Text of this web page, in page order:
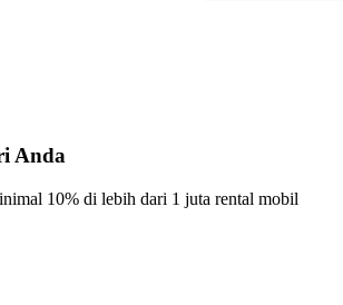
Anda
10% di lebih dari 1 juta rental mobil